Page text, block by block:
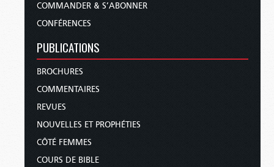
COMMANDER & S’ABONNER
CONFÉRENCES
PUBLICATIONS
BROCHURES
COMMENTAIRES
REVUES
NOUVELLES ET PROPHÉTIES
CÔTÉ FEMMES
COURS DE BIBLE